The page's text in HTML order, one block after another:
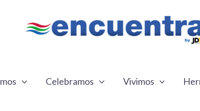
Celebramos Vivimos